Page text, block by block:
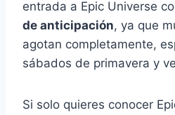
entrada a Epic Universe
de anticipación, ya que
agotan completamente,
sábados de primavera y
Si solo quieres conocer